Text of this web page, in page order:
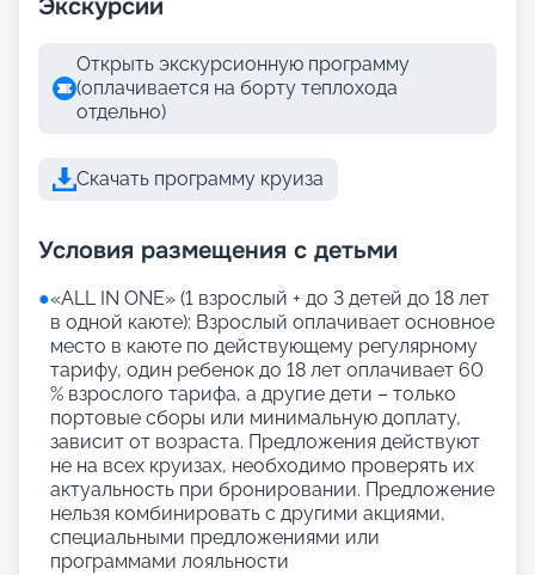
Экскурсии
Открыть экскурсионную программу
(оплачивается на борту теплохода
отдельно)
Скачать программу круиза
Условия размещения с детьми
●«АLL IN ONE» (1 взрослый + до 3 детей до 18 лет
в одной каюте): Взрослый оплачивает основное
место в каюте по действующему регулярному
тарифу, один ребенок до 18 лет оплачивает 60
% взрослого тарифа, а другие дети – только
портовые сборы или минимальную доплату,
зависит от возраста. Предложения действуют
не на всех круизах, необходимо проверять их
актуальность при бронировании. Предложение
нельзя комбинировать с другими акциями,
специальными предложениями или
программами лояльности